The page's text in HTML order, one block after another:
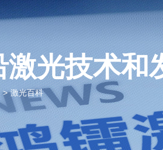
激光技术和
> 激光百科